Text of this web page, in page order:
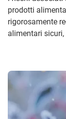
prodotti
rigorosamente
alimentari